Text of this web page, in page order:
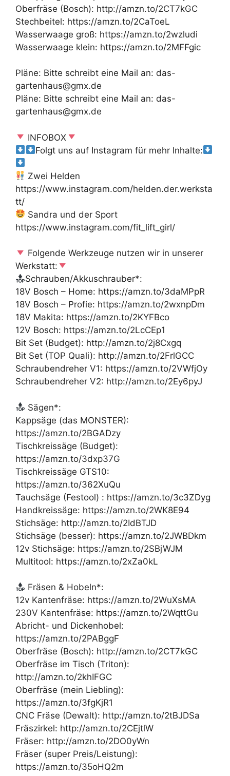
Oberfräse (Bosch): http://amzn.to/2CT7kGC
Stechbeitel: https://amzn.to/2CaToeL
Wasserwaage groß: https://amzn.to/2wzludi
Wasserwaage klein: https://amzn.to/2MFFgic
Pläne: Bitte schreibt eine Mail an: das-
gartenhaus@gmx.de
Pläne: Bitte schreibt eine Mail an: das-
gartenhaus@gmx.de
INFOBOX
Folgt uns auf Instagram für mehr Inhalte:
Zwei Helden
https://www.instagram.com/helden.der.werksta
tt/
Sandra und der Sport
https://www.instagram.com/fit_lift_girl/
Folgende Werkzeuge nutzen wir in unserer
Werkstatt:
Schrauben/Akkuschrauber*:
18V Bosch – Home: https://amzn.to/3daMPpR
18V Bosch – Profie: https://amzn.to/2wxnpDm
18V Makita: https://amzn.to/2KYFBco
12V Bosch: https://amzn.to/2LcCEp1
Bit Set (Budget): http://amzn.to/2j8Cxgq
Bit Set (TOP Quali): http://amzn.to/2FrlGCC
Schraubendreher V1: https://amzn.to/2VWfjOy
Schraubendreher V2: http://amzn.to/2Ey6pyJ
Sägen*:
Kappsäge (das MONSTER):
https://amzn.to/2BGADzy
Tischkreissäge (Budget):
https://amzn.to/3dxp37G
Tischkreissäge GTS10:
https://amzn.to/362XuQu
Tauchsäge (Festool) : https://amzn.to/3c3ZDyg
Handkreissäge: https://amzn.to/2WK8E94
Stichsäge: http://amzn.to/2IdBTJD
Stichsäge (besser): https://amzn.to/2JWBDkm
12v Stichsäge: https://amzn.to/2SBjWJM
Multitool: https://amzn.to/2xZa0kL
Fräsen & Hobeln*:
12v Kantenfräse: https://amzn.to/2WuXsMA
230V Kantenfräse: https://amzn.to/2WqttGu
Abricht- und Dickenhobel:
https://amzn.to/2PABggF
Oberfräse (Bosch): http://amzn.to/2CT7kGC
Oberfräse im Tisch (Triton):
http://amzn.to/2khIFGC
Oberfräse (mein Liebling):
https://amzn.to/3fgKjR1
CNC Fräse (Dewalt): http://amzn.to/2tBJDSa
Fräszirkel: http://amzn.to/2CEjtlW
Fräser: http://amzn.to/2DO0yWn
Fräser (super Preis/Leistung):
https://amzn.to/35oHQ2m